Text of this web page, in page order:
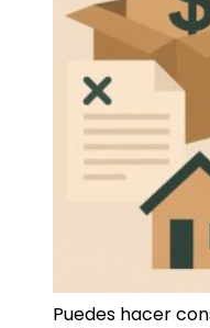
Puedes hacer